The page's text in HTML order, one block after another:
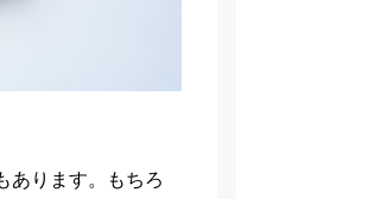
あります。もちろ